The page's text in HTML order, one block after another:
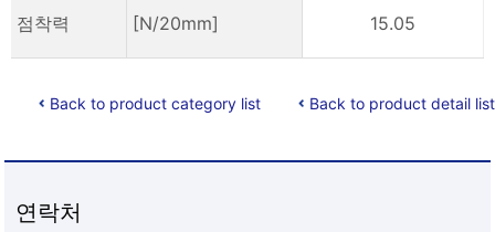
점착력 [N/20mm] 15.05
Back to product category list Back to product detail list
연락처